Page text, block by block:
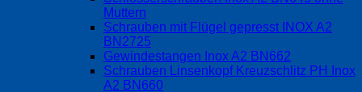
Muttern
Schrauben mit Flügel gepresst INOX A2
BN2725
Gewindestangen Inox A2 BN662
Schrauben Linsenkopf Kreuzschlitz PH Inox
A2 BN660